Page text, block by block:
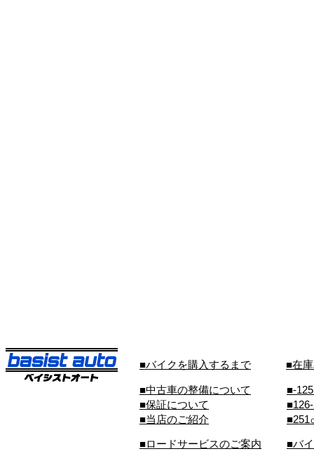
■バイクを購入するまで ■在
■中古車の整備について
■保証について
■当店のご紹介
■-
■251
■ロードサービスのご案内 ■バ